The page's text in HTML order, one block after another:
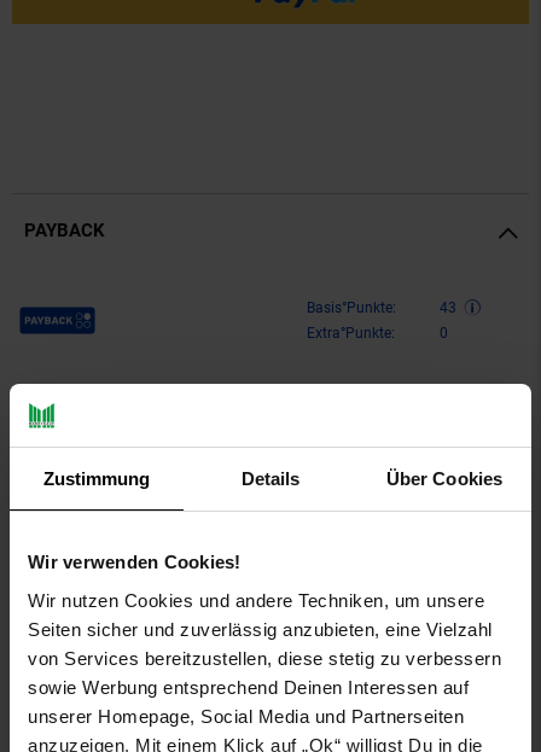
Zustimmung Details Über Cookies
Wir verwenden Cookies!
Wir nutzen Cookies und andere Techniken, um unsere
Seiten sicher und zuverlässig anzubieten, eine Vielzahl
von Services bereitzustellen, diese stetig zu verbessern
sowie Werbung entsprechend Deinen Interessen auf
unserer Homepage, Social Media und Partnerseiten
anzuzeigen. Mit einem Klick auf „Ok“ willigst Du in die
PAYBACK
Payback Punkte Basis°Punkte:
43
Extra°Punkte:
0
Produktbeschreibung
Kinderroller Snazzy
Design, hoher Sicherheit und maximalem Fahrkomfort. Dank
einfach zu transportieren. Der integrierte Frontstoßdämpfer
sorgt für eine angenehme Fahrt auch auf unebenen Wegen. Die
Kombination aus Hand- und Fußbremse bietet optimale
Kontrolle und Sicherheit. Besonders cool: die transparenten
LED-Rollen mit hochwertigen ABEC-7-Lagern für eine ruhige
und schnelle Fahrt. Der höhenverstellbare Lenker wächst mit
und passt sich perfekt an. Ideal für Kinder ab 6 Jahren.